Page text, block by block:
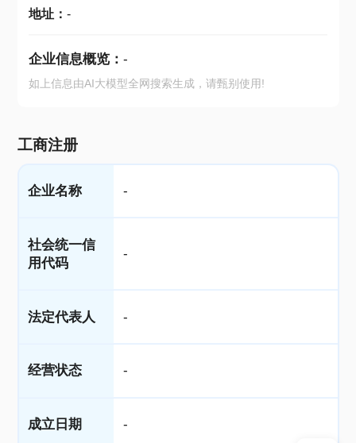
地址： -
企业信息概览： -
如上信息由AI大模型全网搜索生成，请甄别使用!
工商注册
企业名称 -
社会统一信
用代码
-
法定代表人 -
经营状态 -
成立日期 -